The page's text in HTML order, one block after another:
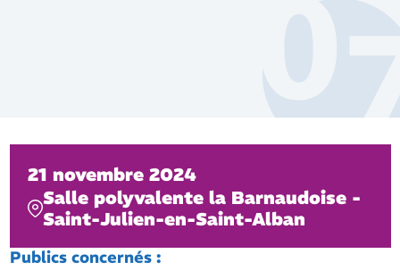
21 novembre 2024
Salle polyvalente la Barnaudoise -
Saint-Julien-en-Saint-Alban
Publics concernés :